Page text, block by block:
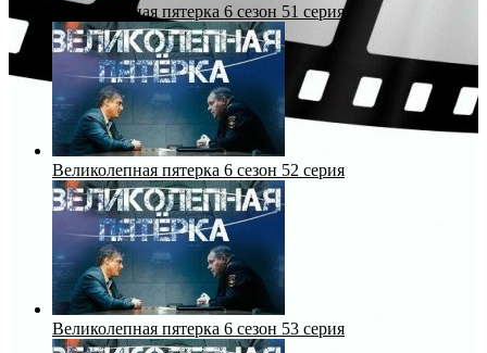
Великолепная пятерка 6 сезон 51 серия
Великолепная пятерка 6 сезон 52 серия
Великолепная пятерка 6 сезон 53 серия